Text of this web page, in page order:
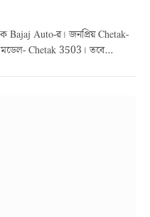
Bajaj Auto-র। জনপ্রিয় Chetak-
Chetak 3503। তবে…